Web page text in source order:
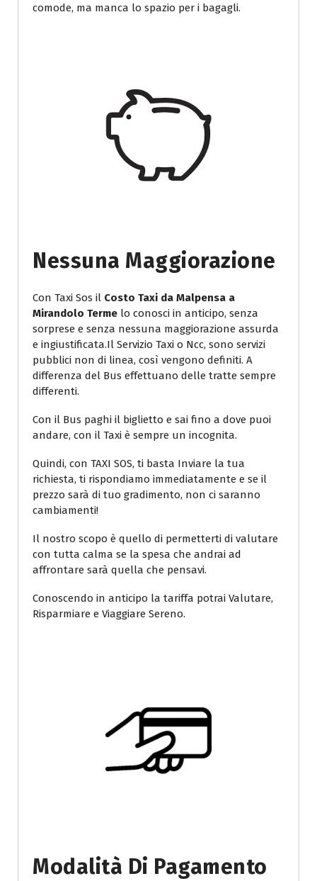
comode, ma manca lo spazio per i bagagli.
Nessuna Maggiorazione
Con Taxi Sos il Costo Taxi da Malpensa a
Mirandolo Terme lo conosci in anticipo, senza
sorprese e senza nessuna maggiorazione assurda
e ingiustificata.Il Servizio Taxi o Ncc, sono servizi
pubblici non di linea, così vengono definiti. A
differenza del Bus effettuano delle tratte sempre
differenti.
Con il Bus paghi il biglietto e sai fino a dove puoi
andare, con il Taxi è sempre un incognita.
Quindi, con TAXI SOS, ti basta Inviare la tua
richiesta, ti rispondiamo immediatamente e se il
prezzo sarà di tuo gradimento, non ci saranno
cambiamenti!
Il nostro scopo è quello di permetterti di valutare
con tutta calma se la spesa che andrai ad
affrontare sarà quella che pensavi.
Conoscendo in anticipo la tariffa potrai Valutare,
Risparmiare e Viaggiare Sereno.
Modalità Di Pagamento